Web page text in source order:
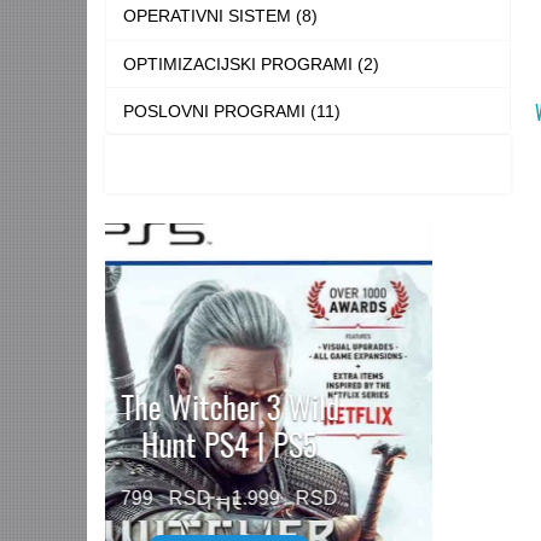
OPERATIVNI SISTEM (8)
OPTIMIZACIJSKI PROGRAMI (2)
POSLOVNI PROGRAMI (11)
Need for Speed™
Unbound PS5
499 – 1.499